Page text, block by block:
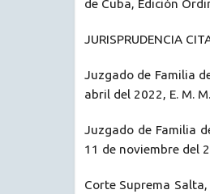
de Cuba, Edición
JURISPRUDENCIA
Juzgado de Familia
abril del 2022, E. M.
Juzgado de Familia
11 de noviembre del
Corte Suprema Salta,